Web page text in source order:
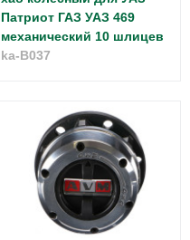
Патриот ГАЗ УАЗ 469
механический 10 шлицев
ka-B037